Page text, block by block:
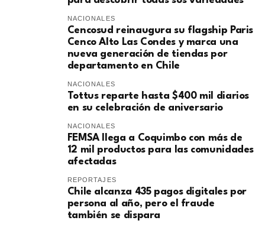
NACIONALES
Cencosud reinaugura su flagship Paris
Cenco Alto Las Condes y marca una
nueva generación de tiendas por
departamento en Chile
NACIONALES
Tottus reparte hasta $400 mil diarios
en su celebración de aniversario
NACIONALES
FEMSA llega a Coquimbo con más de
12 mil productos para las comunidades
afectadas
REPORTAJES
Chile alcanza 435 pagos digitales por
persona al año, pero el fraude
también se dispara